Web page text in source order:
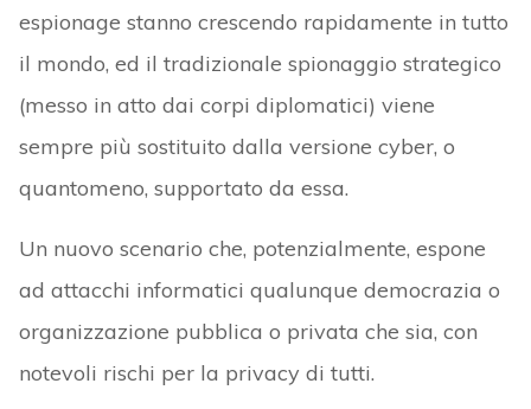
espionage stanno crescendo rapidamente in tutto
il mondo, ed il tradizionale spionaggio strategico
(messo in atto dai corpi diplomatici) viene
sempre più sostituito dalla versione cyber, o
quantomeno, supportato da essa.
Un nuovo scenario che, potenzialmente, espone
ad attacchi informatici qualunque democrazia o
organizzazione pubblica o privata che sia, con
notevoli rischi per la privacy di tutti.